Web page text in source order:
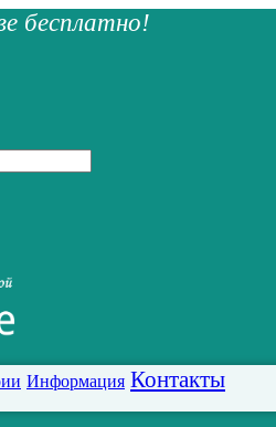
бесплатно!
Информация Контакты